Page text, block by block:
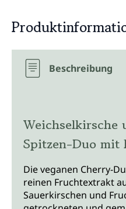
Beschreibung
Weichselkirsche
Spitzen-Duo mit
Die veganen Cherry-
reinen Fruchtextrakt
Sauerkirschen und